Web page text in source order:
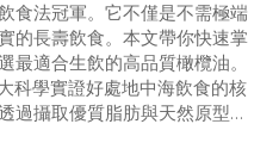
食法冠軍。它不僅是不需極端
的長壽飲食。本文帶你快速掌
最適合生飲的高品質橄欖油。
科學實證好處地中海飲食的核
過攝取優質脂肪與天然原型食